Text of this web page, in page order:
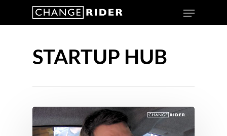
STARTUP HUB